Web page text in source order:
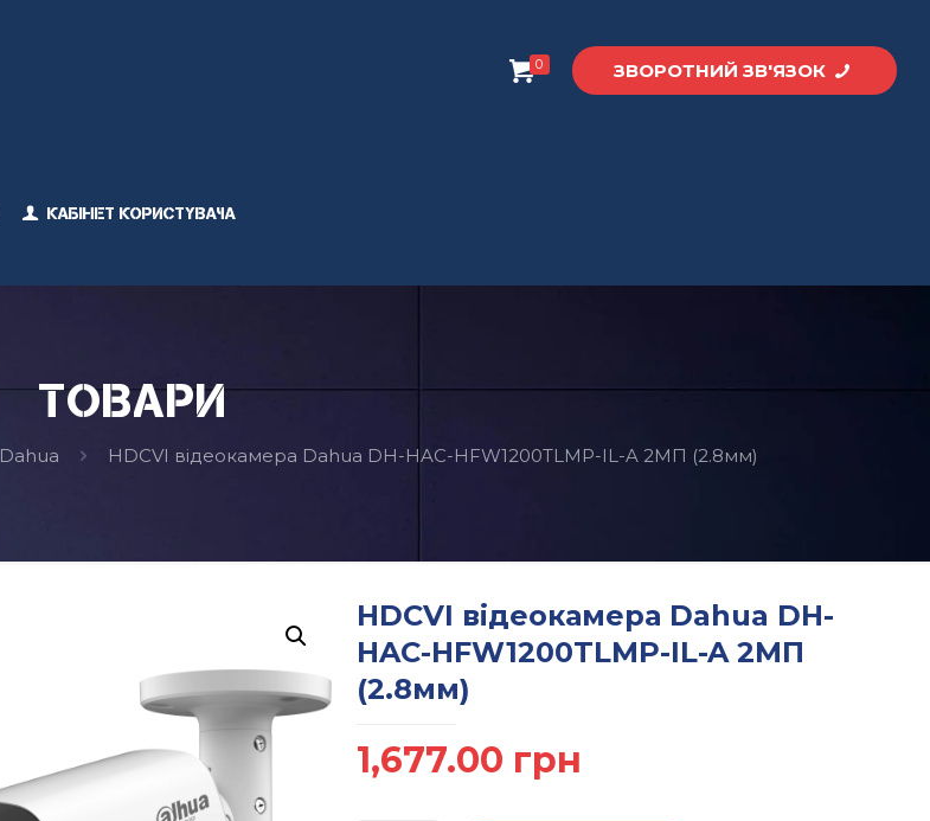
Кабінет користувача
0 ЗВОРОТНИЙ ЗВ'ЯЗОК
Товари
Dahua HDCVI відеокамера Dahua DH-HAC-HFW1200TLMP-IL-A 2МП (2.8мм)
HDCVI відеокамера Dahua DH-
HAC-HFW1200TLMP-IL-A 2МП
(2.8мм)
1,677.00 грн